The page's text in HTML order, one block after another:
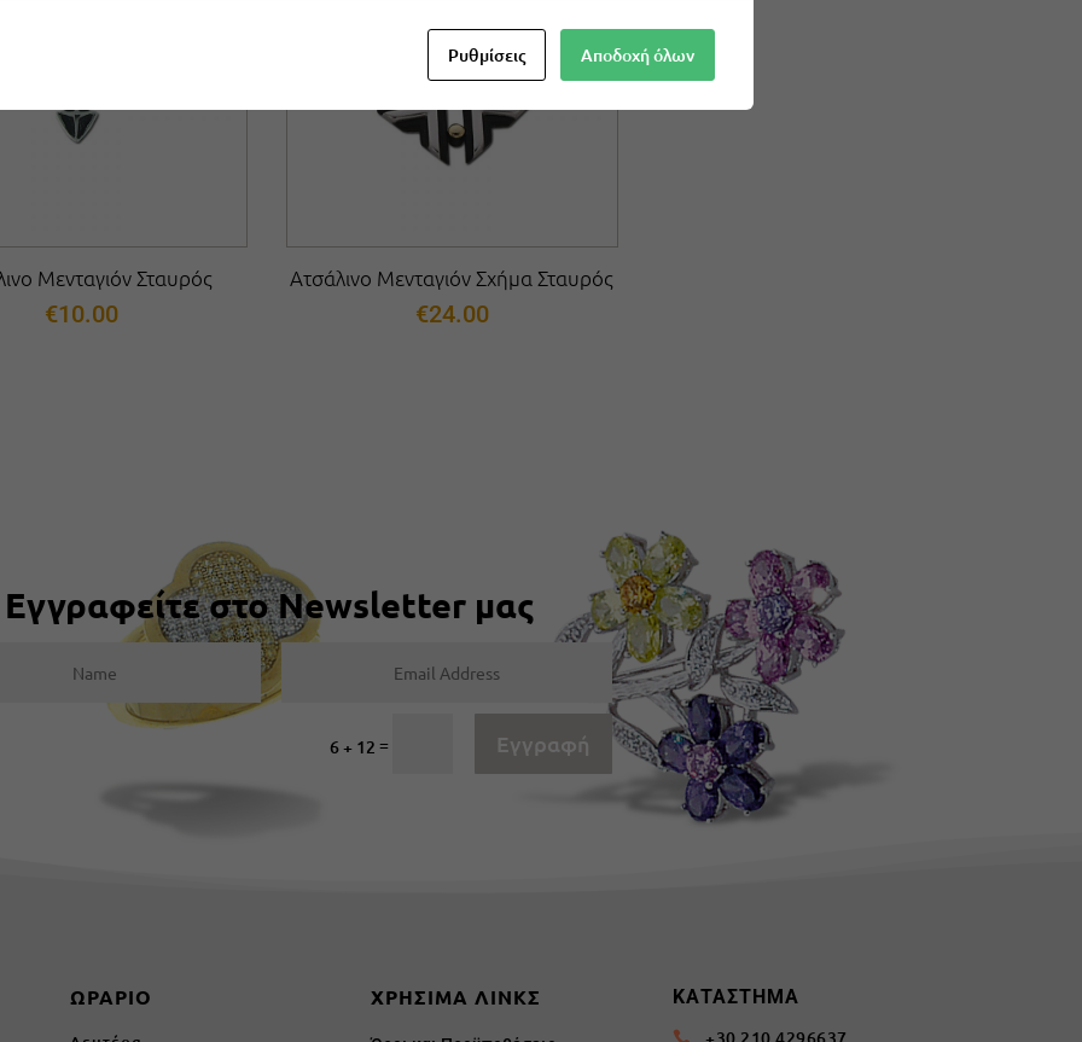
Μενταγιόν Σταυρός
€10.00
Ατσάλινο Μενταγιόν Σχήμα Σταυρός
€24.00
Εγγραφείτε στο Newsletter μας
6 + 12 = Εγγραφή
ΩΡΑΡΙΟ ΧΡΗΣΙΜΑ ΛΙΝΚΣ ΚΑΤΑΣΤΗΜΑ

Ρυθμίσεις Αποδοχή όλων